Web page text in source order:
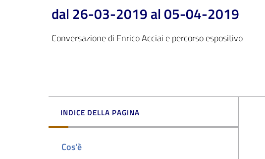
dal 26-03-2019 al 05-04-2019
Conversazione di Enrico Acciai e percorso espositivo
INDICE DELLA PAGINA
Cos'è